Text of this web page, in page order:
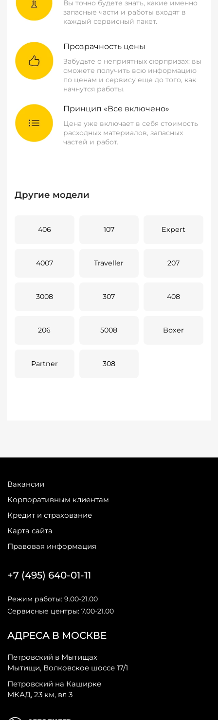
Вы точно будете знать, какие именно
запасные части и работы входят в
каждый сервисный пакет.
Прозрачность цены
Забудьте о неприятных сюрпризах: вы
сможете получить всю информацию
по ценам и сервису еще до того, как
начнутся работы.
Принцип «Все включено»
Цена уже включает в себя стоимость
расходных материалов, запасных
частей и работ.
Другие модели
406 107 Expert
4007 Traveller 207
3008 307 408
206 5008 Boxer
Partner 308
Вакансии
Корпоративным клиентам
Кредит и страхование
Карта сайта
Правовая информация
АДРЕСА В МОСКВЕ
Петровский в Мытищах
Мытищи, Волковское шоссе 17/1
Петровский на Каширке
МКАД, 23 км, вл 3
+7 (495) 640-01-11
Режим работы: 9.00-21.00
Сервисные центры: 7.00-21.00